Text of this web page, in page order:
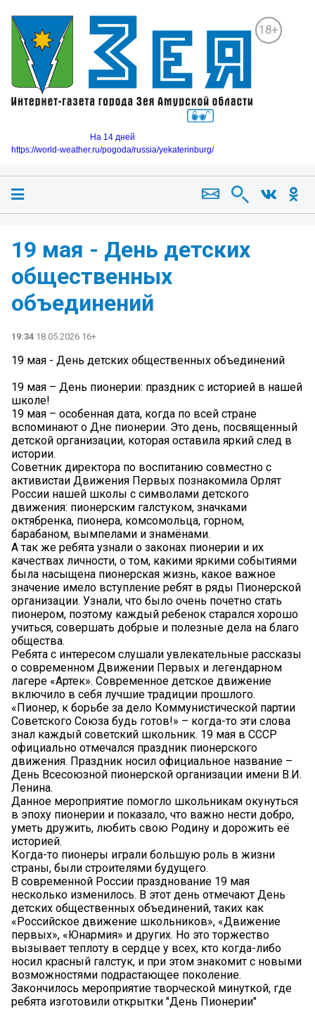
18+
На 14 дней
https://world-weather.ru/pogoda/russia/yekaterinburg/
19 мая - День детских
общественных
объединений
19:34 18.05.2026 16+
19 мая - День детских общественных объединений
19 мая – День пионерии: праздник с историей в нашей
школе!
19 мая – особенная дата, когда по всей стране
вспоминают о Дне пионерии. Это день, посвященный
детской организации, которая оставила яркий след в
истории.
Советник директора по воспитанию совместно с
активистаи Движения Первых познакомила Орлят
России нашей школы с символами детского
движения: пионерским галстуком, значками
октябренка, пионера, комсомольца, горном,
барабаном, вымпелами и знамёнами.
А так же ребята узнали о законах пионерии и их
качествах личности, о том, какими яркими событиями
была насыщена пионерская жизнь, какое важное
значение имело вступление ребят в ряды Пионерской
организации. Узнали, что было очень почетно стать
пионером, поэтому каждый ребенок старался хорошо
учиться, совершать добрые и полезные дела на благо
общества.
Ребята с интересом слушали увлекательные рассказы
о современном Движении Первых и легендарном
лагере «Артек». Современное детское движение
включило в себя лучшие традиции прошлого.
«Пионер, к борьбе за дело Коммунистической партии
Советского Союза будь готов!» – когда-то эти слова
знал каждый советский школьник. 19 мая в СССР
официально отмечался праздник пионерского
движения. Праздник носил официальное название –
День Всесоюзной пионерской организации имени В.И.
Ленина.
Данное мероприятие помогло школьникам окунуться
в эпоху пионерии и показало, что важно нести добро,
уметь дружить, любить свою Родину и дорожить её
историей.
Когда-то пионеры играли большую роль в жизни
страны, были строителями будущего.
В современной России празднование 19 мая
несколько изменилось. В этот день отмечают День
детских общественных объединений, таких как
«Российское движение школьников», «Движение
первых», «Юнармия» и других. Но это торжество
вызывает теплоту в сердце у всех, кто когда-либо
носил красный галстук, и при этом знакомит с новыми
возможностями подрастающее поколение.
Закончилось мероприятие творческой минуткой, где
ребята изготовили открытки "День Пионерии"